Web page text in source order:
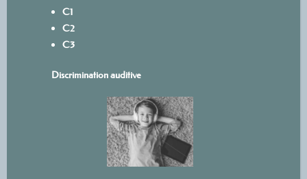
C1
C2
C3
Discrimination auditive